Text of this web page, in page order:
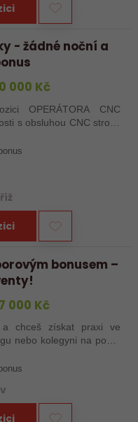
- žádné noční a
000 Kč
OPERÁTORA CNC
s obsluhou CNC strojů,
a máte chuť naučit se
bonusem –
000 Kč
a chceš získat praxi ve
nebo kolegyni na pozici
ve výrobě, kde se něco